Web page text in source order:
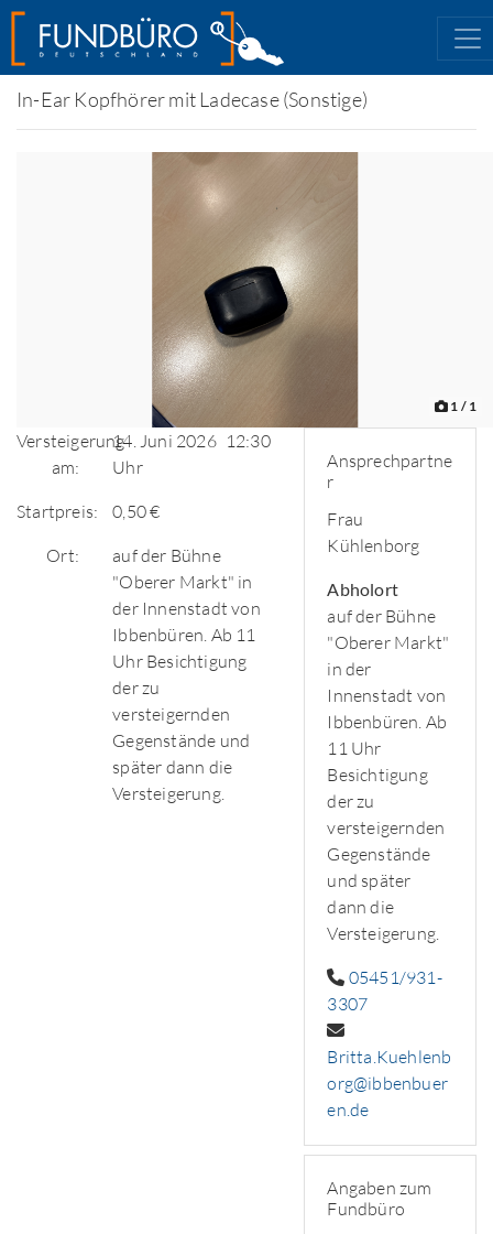
In-Ear Kopfhörer mit Ladecase (Sonstige)
1 / 1
Versteigerung
am:
14. Juni 2026 12:30
Uhr
Startpreis:
0,50 €
Ort:
auf der Bühne
"Oberer Markt" in
der Innenstadt von
Ibbenbüren. Ab 11
Uhr Besichtigung
der zu
versteigernden
Gegenstände und
später dann die
Versteigerung.
Ansprechpartne
r
Frau
Kühlenborg
Abholort
auf der Bühne
"Oberer Markt"
in der
Innenstadt von
Ibbenbüren. Ab
11 Uhr
Besichtigung
der zu
versteigernden
Gegenstände
und später
dann die
Versteigerung.
05451/931-
3307
Britta.Kuehlenb
org@ibbenbuer
en.de
Angaben zum
Fundbüro